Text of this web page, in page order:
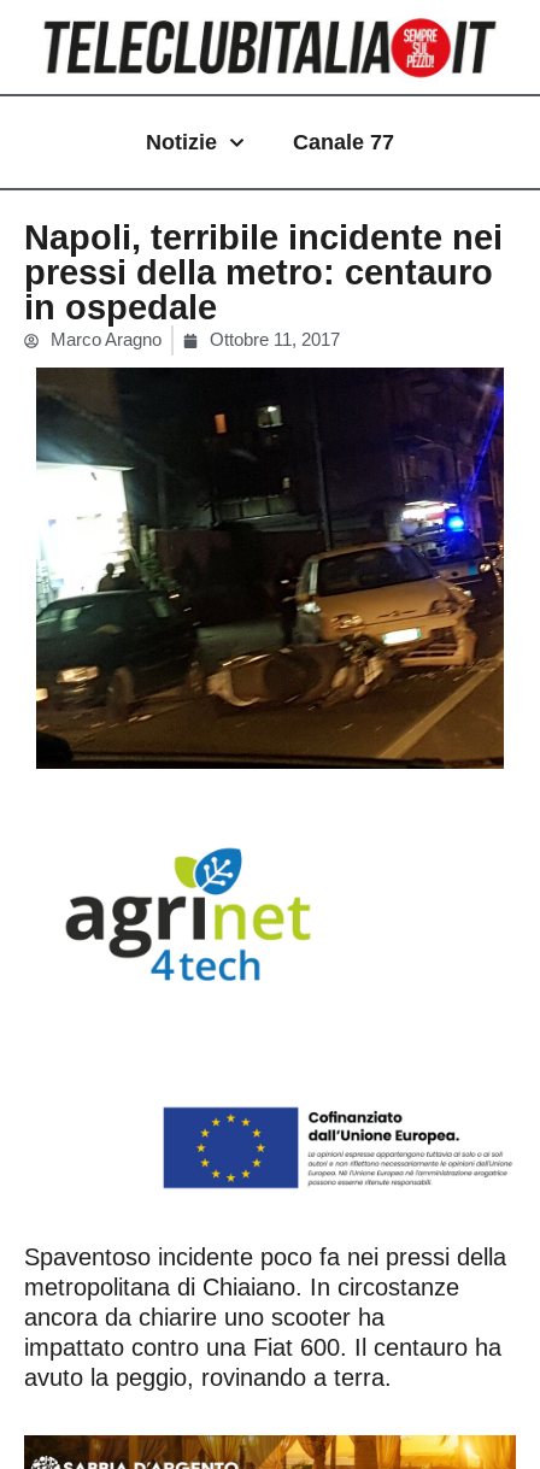
contenuto
Notizie Canale 77
Napoli, terribile incidente nei
pressi della metro: centauro
in ospedale
Marco Aragno Ottobre 11, 2017
Spaventoso incidente poco fa nei pressi della
metropolitana di Chiaiano. In circostanze
ancora da chiarire uno scooter ha
impattato contro una Fiat 600. Il centauro ha
avuto la peggio, rovinando a terra.